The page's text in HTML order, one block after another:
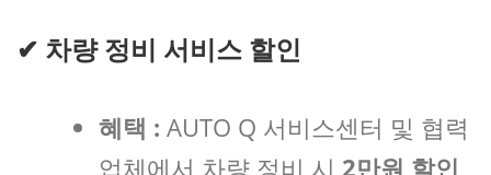
✔ 차량 정비 서비스 할인
혜택 : AUTO Q 서비스센터 및 협력
업체에서 차량 정비 시 2만원 할인